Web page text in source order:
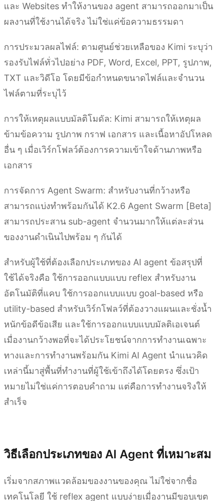
และ Websites ทำให้งานของ agent สามารถออกมาเป็น
ผลงานที่ใช้งานได้จริง ไม่ใช่แค่ข้อความธรรมดา
การประมวลผลไฟล์: ตามศูนย์ช่วยเหลือของ Kimi ระบุว่า
รองรับไฟล์ทั่วไปอย่าง PDF, Word, Excel, PPT, รูปภาพ,
TXT และวิดีโอ โดยมีข้อกำหนดขนาดไฟล์และจำนวน
ไฟล์ตามที่ระบุไว้
การให้เหตุผลแบบมัลติโมดัล: Kimi สามารถให้เหตุผล
ข้ามข้อความ รูปภาพ กราฟ เอกสาร และเนื้อหาอัปโหลด
อื่น ๆ เมื่อเวิร์กโฟลว์ต้องการความเข้าใจด้านภาพหรือ
เอกสาร
การจัดการ Agent Swarm: สำหรับงานที่กว้างหรือ
สามารถแบ่งทำพร้อมกันได้ K2.6 Agent Swarm [Beta]
สามารถประสาน sub-agent จำนวนมากให้แต่ละส่วน
ของงานดำเนินไปพร้อม ๆ กันได้
สำหรับผู้ใช้ที่ต้องเลือกประเภทของ AI agent ข้อสรุปที่
ใช้ได้จริงคือ ใช้การออกแบบแบบ reflex สำหรับงาน
อัตโนมัติที่แคบ ใช้การออกแบบแบบ goal-based หรือ
utility-based สำหรับเวิร์กโฟลว์ที่ต้องวางแผนและชั่งน้ำ
หนักข้อดีข้อเสีย และใช้การออกแบบแบบมัลติเอเจนต์
เมื่องานกว้างพอที่จะได้ประโยชน์จากการทำงานเฉพาะ
ทางและการทำงานพร้อมกัน Kimi AI Agent นำแนวคิด
เหล่านี้มาสู่พื้นที่ทำงานที่ผู้ใช้เข้าถึงได้โดยตรง ซึ่งเป้า
หมายไม่ใช่แค่การตอบคำถาม แต่คือการทำงานจริงให้
สำเร็จ
วิธีเลือกประเภทของ AI Agent ที่เหมาะสม
เริ่มจากสภาพแวดล้อมของงานของคุณ ไม่ใช่จากชื่อ
เทคโนโลยี ใช้ reflex agent แบบง่ายเมื่องานมีขอบเขต